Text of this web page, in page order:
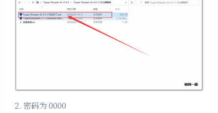
2. 密码为 0000